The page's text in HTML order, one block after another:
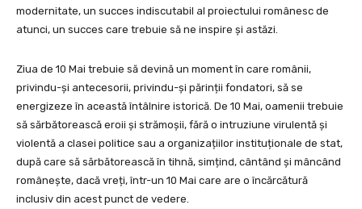
modernitate, un succes indiscutabil al proiectului românesc de
atunci, un succes care trebuie să ne inspire și astăzi.
Ziua de 10 Mai trebuie să devină un moment în care românii,
privindu-și antecesorii, privindu-și părinții fondatori, să se
energizeze în această întâlnire istorică. De 10 Mai, oamenii trebuie
să sărbătorească eroii și strămoșii, fără o intruziune virulentă și
violentă a clasei politice sau a organizațiilor instituționale de stat,
după care să sărbătorească în tihnă, simțind, cântând și mâncând
românește, dacă vreți, într-un 10 Mai care are o încărcătură
inclusiv din acest punct de vedere.